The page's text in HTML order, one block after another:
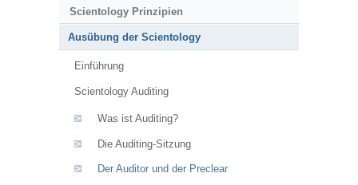
Scientology Prinzipien
Ausübung der Scientology
Einführung
Scientology Auditing
Was ist Auditing?
Die Auditing-Sitzung
Der Auditor und der Preclear